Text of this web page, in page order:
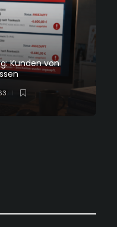
Kunden von